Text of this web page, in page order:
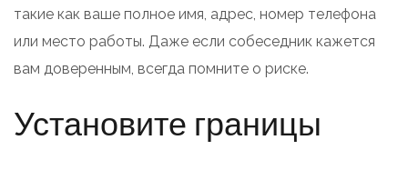
такие как ваше полное имя, адрес, номер телефона
или место работы. Даже если собеседник кажется
вам доверенным, всегда помните о риске.
Установите границы